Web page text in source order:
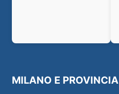
MILANO E PROVINCIA